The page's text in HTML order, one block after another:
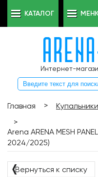
Интернет-
КАТАЛОГ
Главная > Купальники
>
Arena ARENA MESH
2024/2025)
❬Вернуться к списку